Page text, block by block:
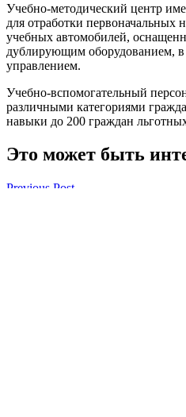
Учебно-методический центр
для отработки первоначальных
учебных автомобилей,
дублирующим оборудованием,
управлением.
Учебно-вспомогательный
различными категориями
навыки до 200 граждан
Это может быть
Навигация
Previous Post